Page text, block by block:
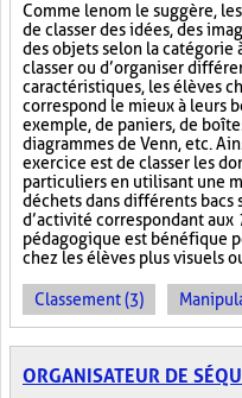
Comme le nom le suggère, les
de classer des idées, des
des objets selon la catégorie
classer ou d’organiser
caractéristiques, les élèves
correspond le mieux à leurs
exemple, de paniers, de
diagrammes de Venn, etc.
exercice est de classer les
particuliers en utilisant une
déchets dans différents bacs
d’activité correspondant aux
pédagogique est bénéfique
chez les élèves plus visuels
Classement (3)
ORGANISATEUR DE